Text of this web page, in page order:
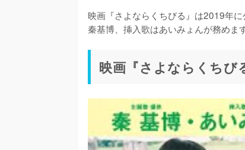
映画『さよならくちびる』は2019年
秦基博、挿入歌はあいみょんが務めます
映画『さよならくちび